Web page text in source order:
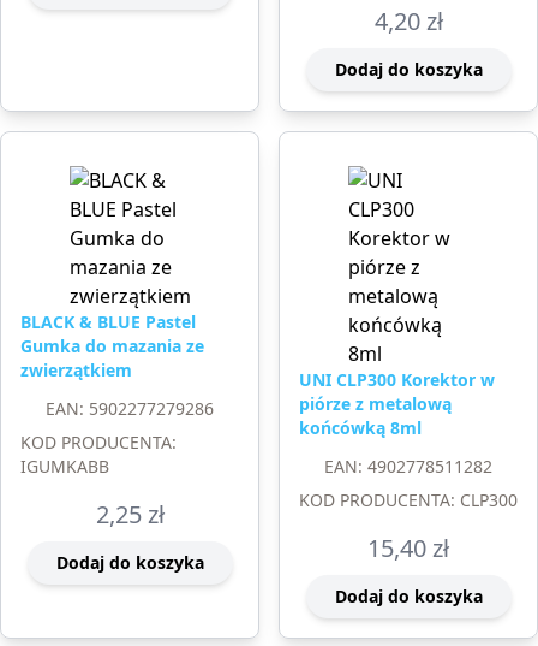
4,20zł
Dodaj do koszyka
BLACK & BLUE Pastel
Gumka do mazania ze
zwierzątkiem
EAN: 5902277279286
KOD PRODUCENTA:
IGUMKABB
2,25zł
Dodaj do koszyka
UNI CLP300 Korektor w
piórze z metalową
końcówką 8ml
EAN: 4902778511282
KOD PRODUCENTA: CLP300
15,40zł
Dodaj do koszyka